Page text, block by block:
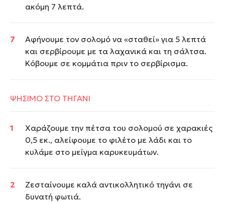
ακόμη 7 λεπτά.
Αφήνουμε τον σολομό να «σταθεί» για 5 λεπτά
και σερβίρουμε με τα λαχανικά και τη σάλτσα.
Κόβουμε σε κομμάτια πριν το σερβίρισμα.
ΨΗΣΙΜΟ ΣΤΟ ΤΗΓΑΝΙ
Χαράζουμε την πέτσα του σολομού σε χαρακιές
0,5 εκ., αλείφουμε το φιλέτο με λάδι και το
κυλάμε στο μείγμα καρυκευμάτων.
Ζεσταίνουμε καλά αντικολλητικό τηγάνι σε
δυνατή φωτιά.